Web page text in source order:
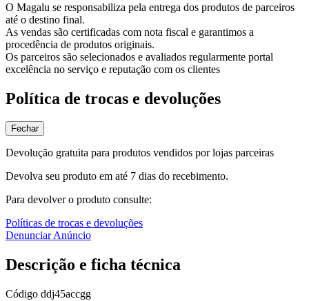
O Magalu se responsabiliza pela entrega dos produtos de parceiros
até o destino final.
As vendas são certificadas com nota fiscal e garantimos a
procedência de produtos originais.
Os parceiros são selecionados e avaliados regularmente portal
excelência no serviço e reputação com os clientes
Política de trocas e devoluções
Fechar
Devolução gratuita para produtos vendidos por lojas parceiras
Devolva seu produto em até 7 dias do recebimento.
Para devolver o produto consulte:
Políticas de trocas e devoluções
Denunciar Anúncio
Descrição e ficha técnica
Código ddj45accgg